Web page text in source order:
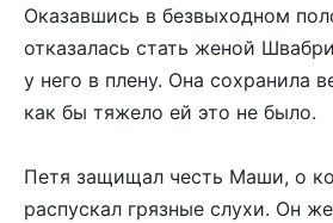
Оказавшись в безвыходном
отказалась стать женой
у него в плену. Она сохранила
как бы тяжело ей это не было.
Петя защищал честь Маши, о
распускал грязные слухи. Он